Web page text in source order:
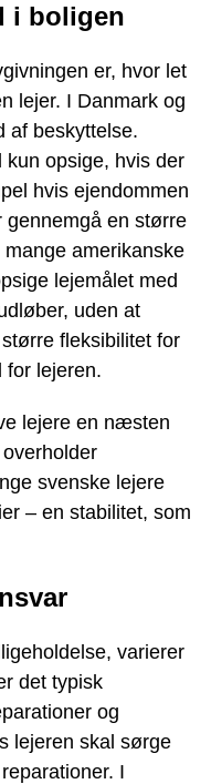
i boligen
er, hvor let
lejer. I Danmark og
af beskyttelse.
kun opsige, hvis der
hvis ejendommen
gennemgå en større
amerikanske
lejemålet med
uden at
fleksibilitet for
for lejeren.
lejere en næsten
svenske lejere
– en stabilitet, som
varierer
det typisk
og
lejeren skal sørge
I